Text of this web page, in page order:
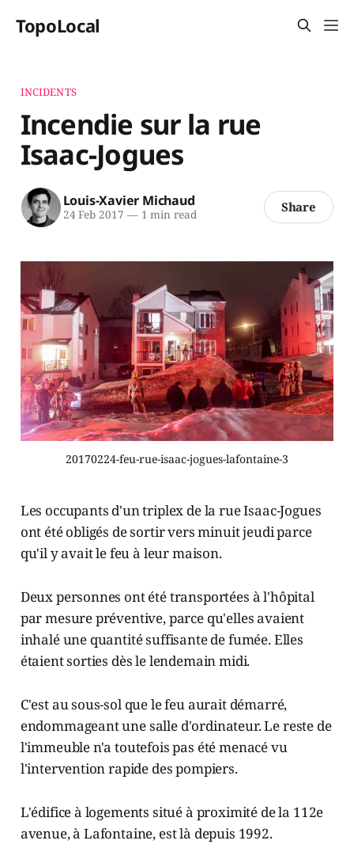
TopoLocal
INCIDENTS
Incendie sur la rue
Isaac-Jogues
Louis-Xavier Michaud
24 Feb 2017 —1 min read Share
20170224-feu-rue-isaac-jogues-lafontaine-3
Les occupants d'un triplex de la rue Isaac-Jogues
ont été obligés de sortir vers minuit jeudi parce
qu'il y avait le feu à leur maison.
Deux personnes ont été transportées à l'hôpital
par mesure préventive, parce qu'elles avaient
inhalé une quantité suffisante de fumée. Elles
étaient sorties dès le lendemain midi.
C'est au sous-sol que le feu aurait démarré,
endommageant une salle d'ordinateur. Le reste de
l'immeuble n'a toutefois pas été menacé vu
l'intervention rapide des pompiers.
L'édifice à logements situé à proximité de la 112e
avenue, à Lafontaine, est là depuis 1992.